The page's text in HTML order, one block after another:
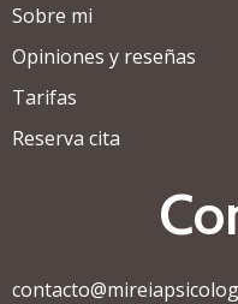
Sobre mi
Opiniones y reseñas
Tarifas
Reserva cita